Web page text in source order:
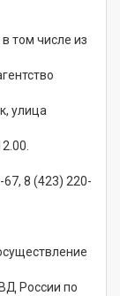
том числе из
улица
67, 8 (423) 220-
России по